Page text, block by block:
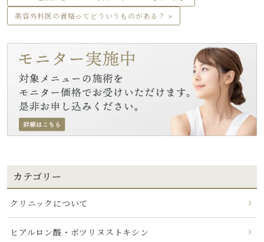
美容外科医の資格ってどういうものがある？ »
カテゴリー
クリニックについて
ヒアルロン酸・ボツリヌストキシン